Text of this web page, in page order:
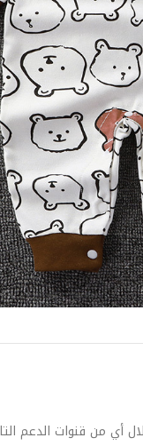
أي من قنوات الدعم